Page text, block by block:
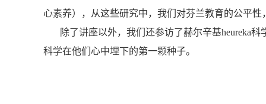
心素养），从这些研究中，我们对芬兰教育的公平
除了讲座以外，我们还参访了赫尔辛基heureka科
科学在他们心中埋下的第一颗种子。